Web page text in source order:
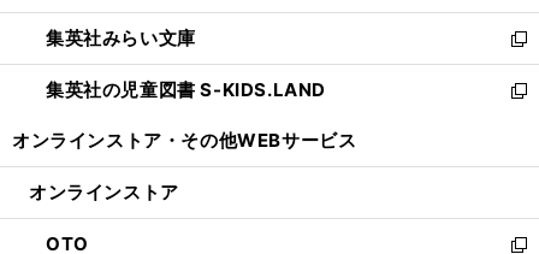
開
く
ウ
で
開
く
ン
ド
ウ
で
ウ
ィ
ン
ド
開
集英社みらい文庫
新
し
い
ン
ウ
で
集英社の児童図書 S-KIDS.LAND
新
ウ
ン
ド
オンラインストア・ その他WEBサービス
オンラインストア
OTO
新